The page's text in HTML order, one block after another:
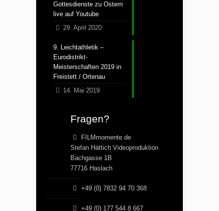
Gottesdienste zu Ostern
live auf Youtube
29. April 2020
9. Leichtathletik –
Eurodistrikt-
Meisterschaften 2019 in
Freistett / Ortenau
14. Mai 2019
Fragen?
FILMmomente.de
Stefan Hättich Videoproduktion
Bachgasse 1B
77716 Haslach
+49 (0) 7832 94 70 368
+49 (0) 177 544 8 667